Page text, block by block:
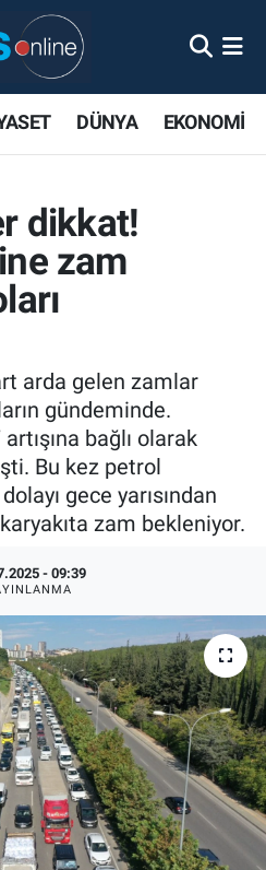
DÜNYA EKONOMİ
dikkat!
zam
arda gelen zamlar
gündeminde.
bağlı olarak
Bu kez petrol
gece yarısından
zam bekleniyor.
- 09:39